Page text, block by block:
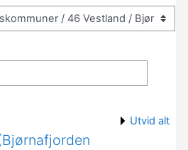
Utvid alt